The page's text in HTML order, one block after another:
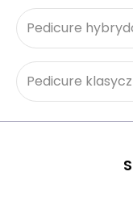
Pedicure
Pedicure